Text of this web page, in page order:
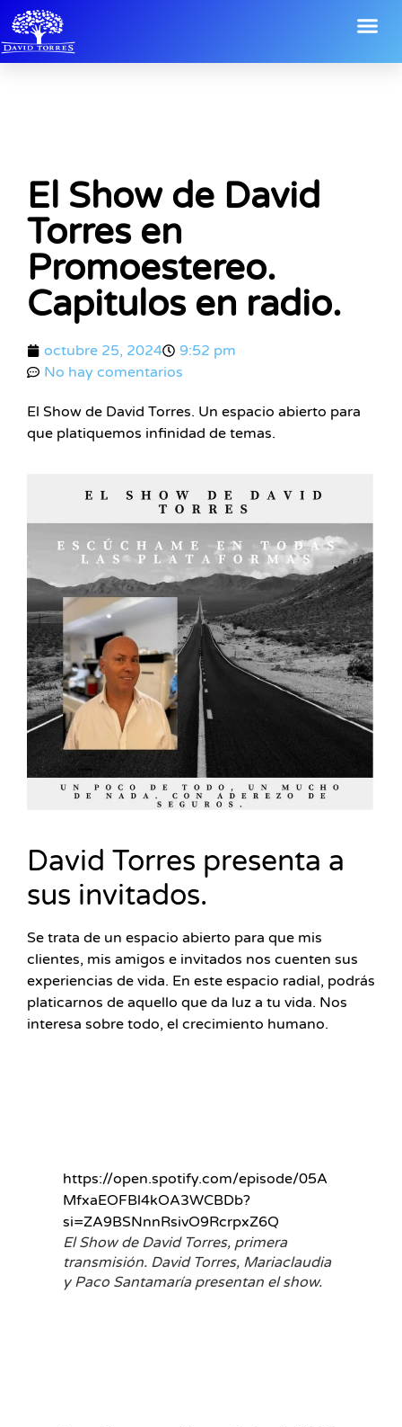
El Show de David
Torres en
Promoestereo.
Capitulos en radio.
octubre 25, 2024
9:52 pm
No hay comentarios
El Show de David Torres. Un espacio abierto para
que platiquemos infinidad de temas.
David Torres presenta a
sus invitados.
Se trata de un espacio abierto para que mis
clientes, mis amigos e invitados nos cuenten sus
experiencias de vida. En este espacio radial, podrás
platicarnos de aquello que da luz a tu vida. Nos
interesa sobre todo, el crecimiento humano.
https://open.spotify.com/episode/05A
MfxaEOFBl4kOA3WCBDb?
si=ZA9BSNnnRsivO9RcrpxZ6Q
El Show de David Torres, primera
transmisión. David Torres, Mariaclaudia
y Paco Santamaría presentan el show.